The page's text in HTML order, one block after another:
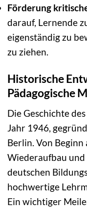
Förderung
darauf, Lernende
eigenständig zu
zu ziehen.
Historische
Pädagogische
Die Geschichte
Jahr 1946,
Berlin. Von Beginn
Wiederaufbau und
deutschen
hochwertige
Ein wichtiger